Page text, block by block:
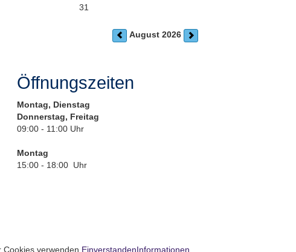
31
August 2026
Öffnungszeiten
Montag, Dienstag
Donnerstag, Freitag
09:00 - 11:00 Uhr
Montag
15:00 - 18:00 Uhr
verwenden. EinverstandenInformationen